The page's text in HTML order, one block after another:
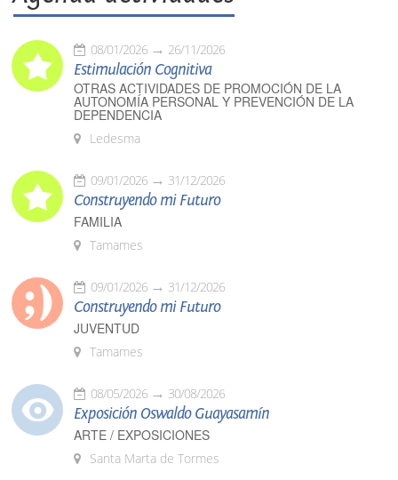
08/01/2026 26/11/2026
Estimulación Cognitiva
OTRAS ACTIVIDADES DE PROMOCIÓN DE LA
AUTONOMÍA PERSONAL Y PREVENCIÓN DE LA
DEPENDENCIA
Ledesma
09/01/2026 31/12/2026
Construyendo mi Futuro
FAMILIA
Tamames
09/01/2026 31/12/2026
Construyendo mi Futuro
JUVENTUD
Tamames
08/05/2026 30/08/2026
Exposición Oswaldo Guayasamín
ARTE / EXPOSICIONES
Santa Marta de Tormes